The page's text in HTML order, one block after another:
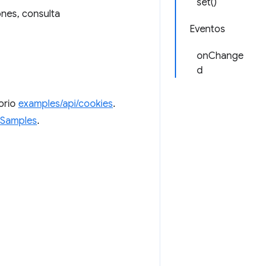
set()
Eventos
onChange
d
consulta
examples/api/cookies.
Samples.